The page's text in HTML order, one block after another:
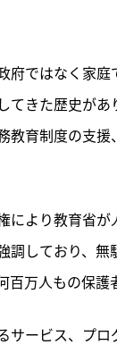
ではなく家
てきた歴史が
教育制度の支
より教育省
調しており、
百万人もの保
ービス、プ